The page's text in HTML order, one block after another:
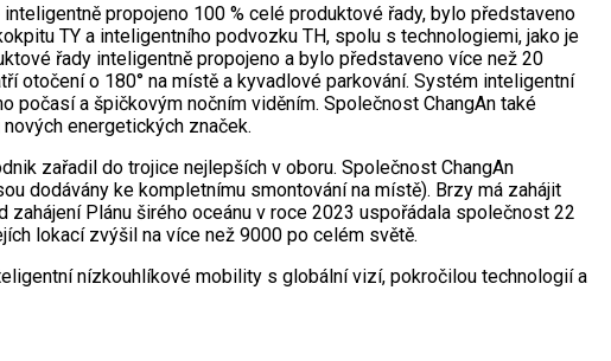
propojeno 100 % celé produktové řady, bylo představeno
TY a inteligentního podvozku TH, spolu s technologiemi, jako je
řady inteligentně propojeno a bylo představeno více než 20
otočení o 180° na místě a kyvadlové parkování. Systém inteligentní
počasí a špičkovým nočním viděním. Společnost ChangAn také
energetických značek.
zařadil do trojice nejlepších v oboru. Společnost ChangAn
dodávány ke kompletnímu smontování na místě). Brzy má zahájit
Plánu širého oceánu v roce 2023 uspořádala společnost 22
lokací zvýšil na více než 9000 po celém světě.
nízkouhlíkové mobility s globální vizí, pokročilou technologií a